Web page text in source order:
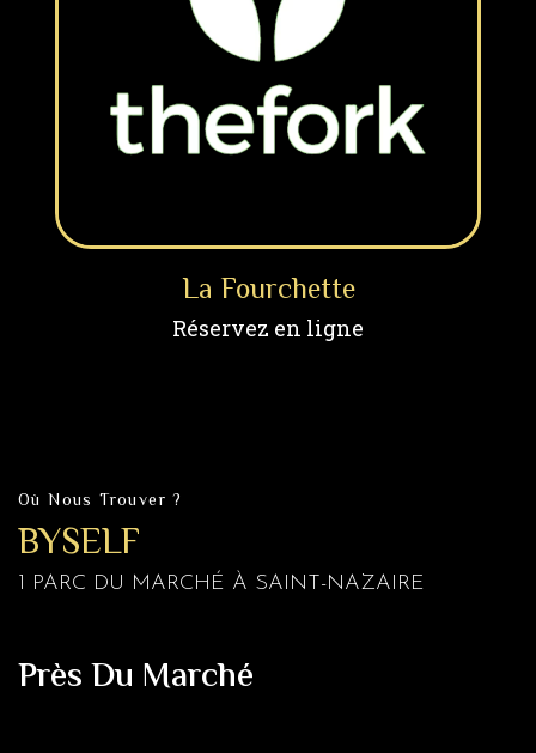
La Fourchette
Réservez en ligne
Où Nous Trouver ?
BYSELF
1 PARC DU MARCHÉ À SAINT-NAZAIRE
Près Du Marché